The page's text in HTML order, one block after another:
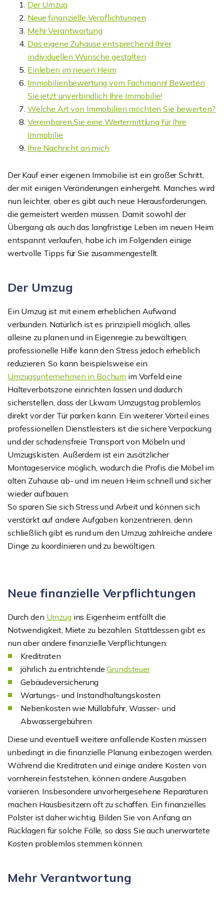
Der Umzug
Neue finanzielle Verpflichtungen
Mehr Verantwortung
Das eigene Zuhause entsprechend Ihrer
individuellen Wünsche gestalten
Einleben im neuen Heim
Immobilienbewertung vom Fachmann! Bewerten
Sie jetzt unverbindlich Ihre Immobilie!
Welche Art von Immobilien möchten Sie bewerten?
Vereinbaren Sie eine Wertermittlung für Ihre
Immobilie
Ihre Nachricht an mich
Der Kauf einer eigenen Immobilie ist ein großer Schritt,
der mit einigen Veränderungen einhergeht. Manches wird
nun leichter, aber es gibt auch neue Herausforderungen,
die gemeistert werden müssen. Damit sowohl der
Übergang als auch das langfristige Leben im neuen Heim
entspannt verlaufen, habe ich im Folgenden einige
wertvolle Tipps für Sie zusammengestellt.
Der Umzug
Ein Umzug ist mit einem erheblichen Aufwand
verbunden. Natürlich ist es prinzipiell möglich, alles
alleine zu planen und in Eigenregie zu bewältigen,
professionelle Hilfe kann den Stress jedoch erheblich
reduzieren. So kann beispielsweise ein
Umzugsunternehmen in Bochum im Vorfeld eine
Halteverbotszone einrichten lassen und dadurch
sicherstellen, dass der Lkwam Umzugstag problemlos
direkt vor der Tür parken kann. Ein weiterer Vorteil eines
professionellen Dienstleisters ist die sichere Verpackung
und der schadensfreie Transport von Möbeln und
Umzugskisten. Außerdem ist ein zusätzlicher
Montageservice möglich, wodurch die Profis die Möbel im
alten Zuhause ab- und im neuen Heim schnell und sicher
wieder aufbauen.
So sparen Sie sich Stress und Arbeit und können sich
verstärkt auf andere Aufgaben konzentrieren, denn
schließlich gibt es rund um den Umzug zahlreiche andere
Dinge zu koordinieren und zu bewältigen.
Neue finanzielle Verpflichtungen
Durch den Umzugins Eigenheim entfällt die
Notwendigkeit, Miete zu bezahlen. Stattdessen gibt es
nun aber andere finanzielle Verpflichtungen:
Kreditraten
jährlich zu entrichtendeGrundsteuer
Gebäudeversicherung
Wartungs- und Instandhaltungskosten
Nebenkosten wie Müllabfuhr, Wasser- und
Abwassergebühren
Diese und eventuell weitere anfallende Kosten müssen
unbedingt in die finanzielle Planung einbezogen werden.
Während die Kreditraten und einige andere Kosten von
vornherein feststehen, können andere Ausgaben
variieren. Insbesondere unvorhergesehene Reparaturen
machen Hausbesitzern oft zu schaffen. Ein finanzielles
Polster ist daher wichtig. Bilden Sie von Anfang an
Rücklagen für solche Fälle, so dass Sie auch unerwartete
Kosten problemlos stemmen können.
Mehr Verantwortung